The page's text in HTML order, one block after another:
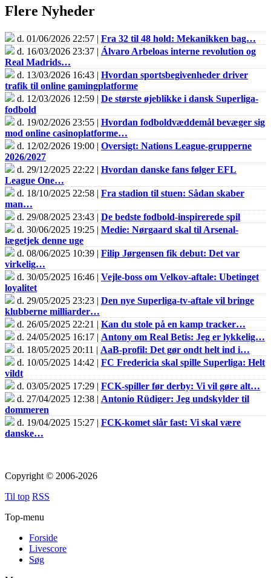
Flere Nyheder
d. 01/06/2026 22:57 | Fra 32 til 48 hold: Mekanikken bag…
d. 16/03/2026 23:37 | Álvaro Arbeloas interne revolution og
Real Madrids…
d. 13/03/2026 16:43 | Hvordan sportsbegivenheder driver
trafik til online gamingplatforme
d. 12/03/2026 12:59 | De største øjeblikke i dansk Superliga-
fodbold
d. 19/02/2026 23:55 | Hvordan fodboldvæddemål bevæger sig
mod online casinoplatforme…
d. 12/02/2026 19:00 | Oversigt: Nations League-grupperne
2026/2027
d. 29/12/2025 22:22 | Hvordan danske fans følger EFL
League One…
d. 18/10/2025 22:58 | Fra stadion til stuen: Sådan skaber
man…
d. 29/08/2025 23:43 | De bedste fodbold-inspirerede spil
d. 30/06/2025 19:25 | Medie: Nørgaard skal til Arsenal-
lægetjek denne uge
d. 08/06/2025 10:39 | Filip Jørgensen fik debut: Det var
virkelig…
d. 30/05/2025 16:46 | Vejle-boss om Velkov-aftale: Ubetinget
loyalitet
d. 29/05/2025 23:23 | Den nye Superliga-tv-aftale vil bringe
klubberne milliarder…
d. 26/05/2025 22:21 | Kan du stole på en kamp tracker…
d. 24/05/2025 16:17 | Antony om Real Betis: Jeg er lykkelig…
d. 18/05/2025 20:11 | AaB-profil: Det gør ondt helt ind i…
d. 10/05/2025 14:42 | FC Fredericia skal spille Superliga: Helt
vildt
d. 03/05/2025 17:29 | FCK-spiller før derby: Vi vil gøre alt…
d. 27/04/2025 12:38 | Antonio Rüdiger: Jeg undskylder til
dommeren
d. 19/04/2025 15:27 | FCK-komet slår fast: Vi skal være
danske…
Copyright © 2006-2026
Til top RSS
Top-menu
Forside
Livescore
Søg